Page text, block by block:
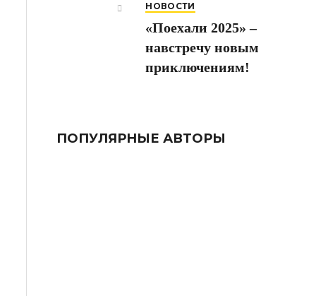
НОВОСТИ
«Поехали 2025» –
навстречу новым
приключениям!
ПОПУЛЯРНЫЕ АВТОРЫ